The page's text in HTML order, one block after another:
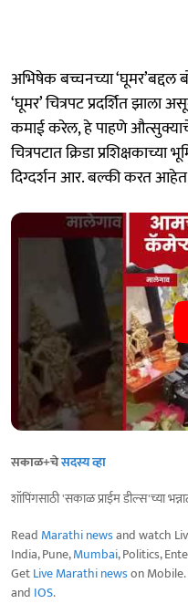
अभिषेक बच्चनच्या ‘घूमर’बद्दल
‘घूमर’ चित्रपट प्रदर्शित
कमाई करेल, हे पाहणे
चित्रपटात क्रिडा
दिग्दर्शन आर. बल्की करत
सकाळ+चेसदस्य व्हा
शॉपिंगसाठी 'सकाळ प्राईम डील्स'च्या
Read Marathi newsand watch
India, Pune,Mumbai, Politics,
GetLive Marathi newson
and IOS.